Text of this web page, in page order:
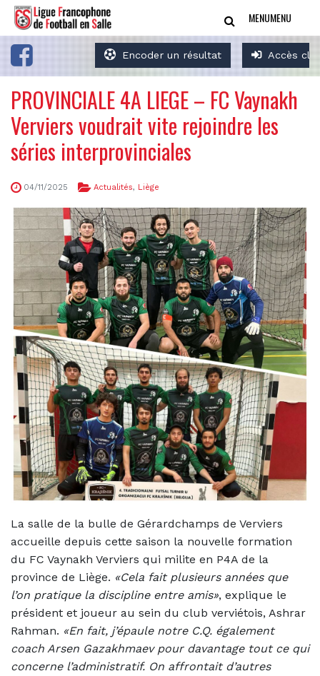
Encoder un résultat Accès
MENUMENU
PROVINCIALE 4A LIEGE – FC Vaynakh
Verviers voudrait vite rejoindre les
séries interprovinciales
04/11/2025 Actualités, Liège
La salle de la bulle de Gérardchamps de Verviers
accueille depuis cette saison la nouvelle formation
du FC Vaynakh Verviers qui milite en P4A de la
province de Liège. «Cela fait plusieurs années que
l’on pratique la discipline entre amis», explique le
président et joueur au sein du club verviétois, Ashrar
Rahman. «En fait, j’épaule notre C.Q. également
coach Arsen Gazakhmaev pour davantage tout ce qui
concerne l’administratif. On affrontait d’autres